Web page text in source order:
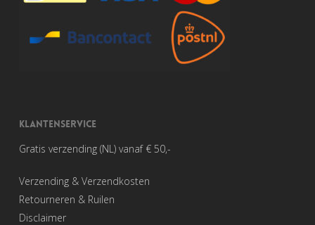
KLANTENSERVICE
Gratis verzending (NL) vanaf € 50,-
Verzending & Verzendkosten
Retourneren & Ruilen
Disclaimer